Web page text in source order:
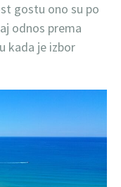
gostu ono su po
odnos prema
kada je izbor